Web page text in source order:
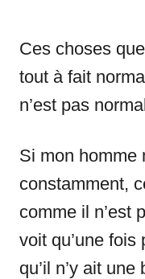
Ces choses
tout à fait
n’est pas
Si mon homme
constamment,
comme il n’est
voit qu’une
qu’il n’y ait